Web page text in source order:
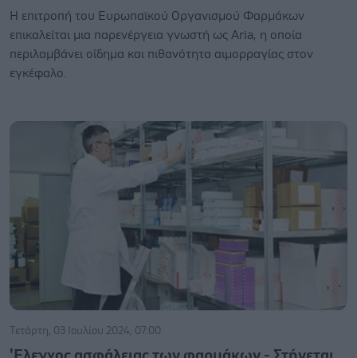
Η επιτροπή του Ευρωπαϊκού Οργανισμού Φαρμάκων
επικαλείται μια παρενέργεια γνωστή ως Aria, η οποία
περιλαμβάνει οίδημα και πιθανότητα αιμορραγίας στον
εγκέφαλο.
Τετάρτη, 03 Ιουλίου 2024, 07:00